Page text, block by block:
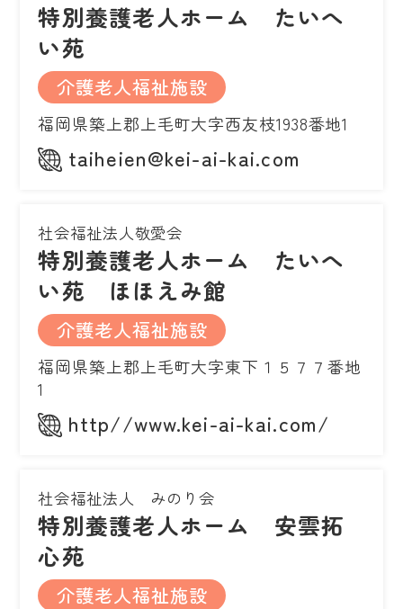
特別養護老人ホーム たいへ
い苑
介護老人福祉施設
福岡県築上郡上毛町大字西友枝1938番地1
taiheien@kei-ai-kai.com
社会福祉法人敬愛会
特別養護老人ホーム たいへ
い苑 ほほえみ館
介護老人福祉施設
福岡県築上郡上毛町大字東下１５７７番地
1
http//www.kei-ai-kai.com/
社会福祉法人 みのり会
特別養護老人ホーム 安雲拓
心苑
介護老人福祉施設